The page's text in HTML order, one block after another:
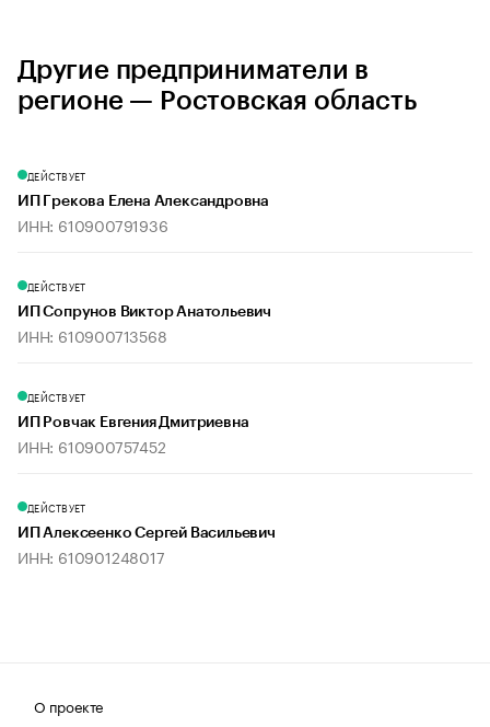
Другие предприниматели в
регионе — Ростовская область
ДЕЙСТВУЕТ
ИП Грекова Елена Александровна
ИНН: 610900791936
ДЕЙСТВУЕТ
ИП Сопрунов Виктор Анатольевич
ИНН: 610900713568
ДЕЙСТВУЕТ
ИП Ровчак Евгения Дмитриевна
ИНН: 610900757452
ДЕЙСТВУЕТ
ИП Алексеенко Сергей Васильевич
ИНН: 610901248017
О проекте